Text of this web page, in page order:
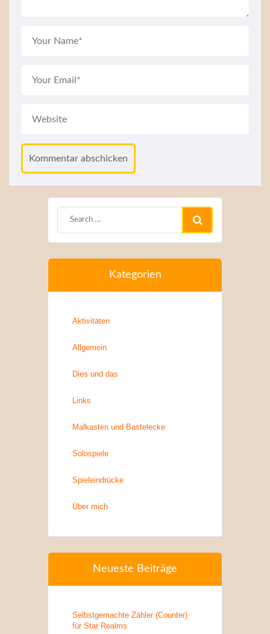
Kategorien
Aktivitäten
Allgemein
Dies und das
Links
Malkasten und Bastelecke
Solospiele
Spieleindrücke
Über mich
Neueste Beiträge
Selbstgemachte Zähler (Counter)
für Star Realms